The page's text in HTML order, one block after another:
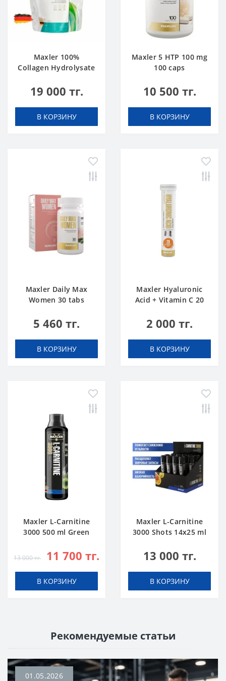
Maxler 100%
Collagen Hydrolysate
19 000 тг.
В КОРЗИНУ
Maxler 5 HTP 100 mg
100 caps
10 500 тг.
В КОРЗИНУ
Maxler Daily Max
Women 30 tabs
5 460 тг.
В КОРЗИНУ
Maxler Hyaluronic
Acid + Vitamin C 20
2 000 тг.
В КОРЗИНУ
Maxler L-Carnitine
3000 500 ml Green
13 000 тг. 11 700 тг.
В КОРЗИНУ
Maxler L-Carnitine
3000 Shots 14x25 ml
13 000 тг.
В КОРЗИНУ
Рекомендуемые статьи
01.05.2026